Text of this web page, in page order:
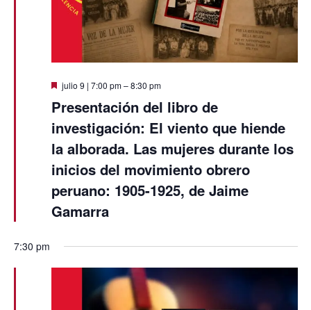
Destacado
julio 9 | 7:00 pm–8:30 pm
Presentación del libro de
investigación: El viento que hiende
la alborada. Las mujeres durante los
inicios del movimiento obrero
peruano: 1905-1925, de Jaime
Gamarra
7:30 pm